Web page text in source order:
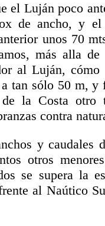
el Luján poco
de ancho, y
unos 70
más alla
al Luján,
tan sólo 50 m,
la Costa otro
contra
y caudales
otros
se supera la
al Naútico